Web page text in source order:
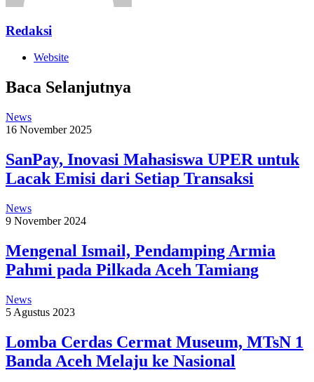
Redaksi
Website
Baca Selanjutnya
News
16 November 2025
SanPay, Inovasi Mahasiswa UPER untuk
Lacak Emisi dari Setiap Transaksi
News
9 November 2024
Mengenal Ismail, Pendamping Armia
Pahmi pada Pilkada Aceh Tamiang
News
5 Agustus 2023
Lomba Cerdas Cermat Museum, MTsN 1
Banda Aceh Melaju ke Nasional